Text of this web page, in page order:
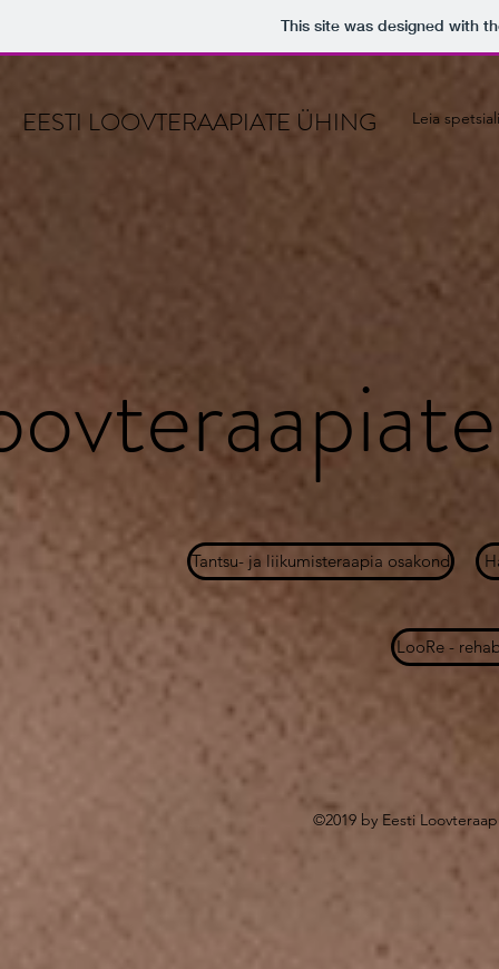
This site was designed with
EESTI LOOVTERAAPIATE ÜHING Leia
Tantsu- ja liikumisteraapia osakond
LooRe -
©2019 by Eesti